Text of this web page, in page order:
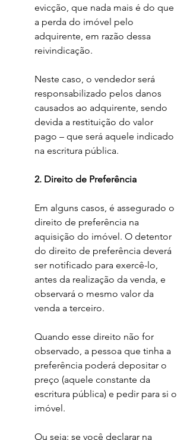
evicção, que nada mais é do que
a perda do imóvel pelo
adquirente, em razão dessa
reivindicação.
Neste caso, o vendedor será
responsabilizado pelos danos
causados ao adquirente, sendo
devida a restituição do valor
pago – que será aquele indicado
na escritura pública.
	2. Direito de Preferência
Em alguns casos, é assegurado o
direito de preferência na
aquisição do imóvel. O detentor
do direito de preferência deverá
ser notificado para exercê-lo,
antes da realização da venda, e
observará o mesmo valor da
venda a terceiro.
Quando esse direito não for
observado, a pessoa que tinha a
preferência poderá depositar o
preço (aquele constante da
escritura pública) e pedir para si o
imóvel.
Ou seja: se você declarar na